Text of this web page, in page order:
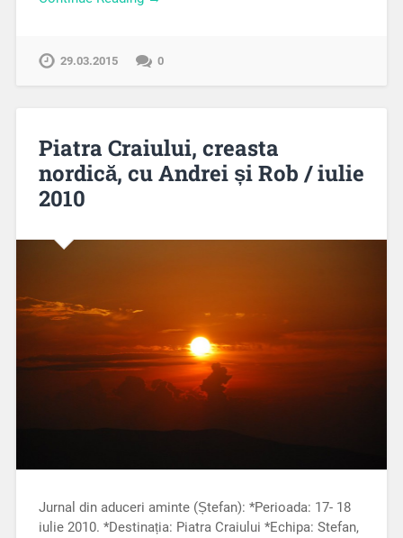
29.03.2015 0
Piatra Craiului, creasta
nordică, cu Andrei și Rob / iulie
2010
Jurnal din aduceri aminte (Ștefan): *Perioada: 17- 18
iulie 2010. *Destinația: Piatra Craiului *Echipa: Stefan,